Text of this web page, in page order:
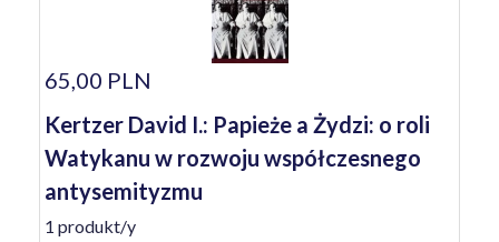
65,00 PLN
Kertzer David I.: Papieże a Żydzi: o roli
Watykanu w rozwoju współczesnego
antysemityzmu
1 produkt/y